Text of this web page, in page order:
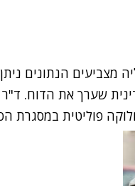
הנתונים ניתן
שערך את הדוח. ד"ר
פוליטית במסגרת